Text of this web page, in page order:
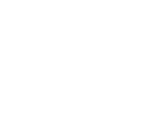
inovadores que pertencem
Enxaqueca. Estes
efeitos secundários que
estatal (estando ainda a